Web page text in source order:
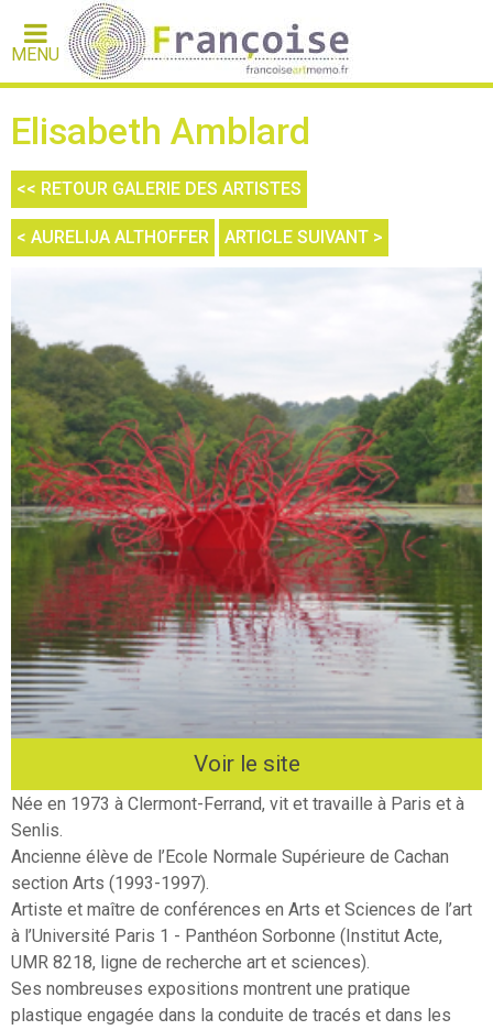
MENU
Elisabeth Amblard
<< RETOUR GALERIE DES ARTISTES
< AURELIJA ALTHOFFER ARTICLE SUIVANT >
Voir le site
Née en 1973 à Clermont-Ferrand, vit et travaille à Paris et à
Senlis.
Ancienne élève de l’Ecole Normale Supérieure de Cachan
section Arts (1993-1997).
Artiste et maître de conférences en Arts et Sciences de l’art
à l’Université Paris 1 - Panthéon Sorbonne (Institut Acte,
UMR 8218, ligne de recherche art et sciences).
Ses nombreuses expositions montrent une pratique
plastique engagée dans la conduite de tracés et dans les